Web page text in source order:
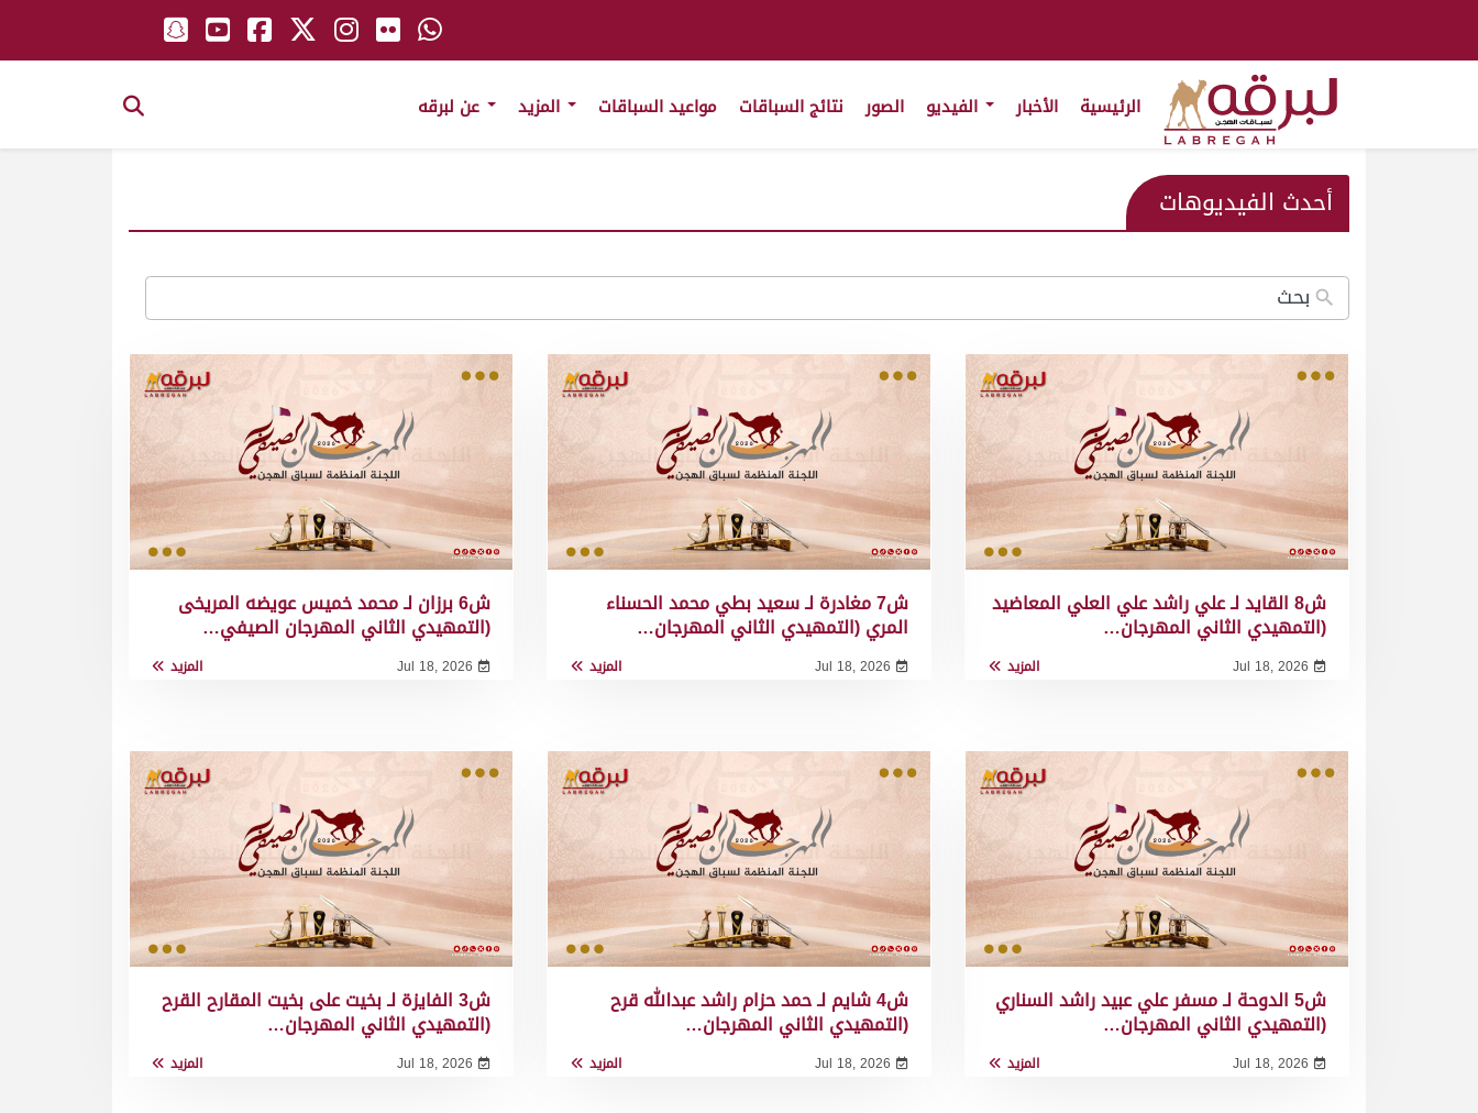
الرئيسية الأخبار الصور نتائج السباقات مواعيد السباقات
أحدث الفيديوهات
ش8 القايد لـ علي راشد علي العلي المعاضيد
(التمهيدي الثاني المهرجان…
Jul 18, 2026 المزيد
ش7 مغادرة لـ سعيد بطي محمد الحسناء
المري (التمهيدي الثاني المهرجان…
Jul 18, 2026 المزيد
ش6 برزان لـ محمد خميس عويضه المريخى
(التمهيدي الثاني المهرجان الصيفي…
Jul 18, 2026 المزيد
ش5 الدوحة لـ مسفر علي عبيد راشد السناري
(التمهيدي الثاني المهرجان…
Jul 18, 2026 المزيد
ش4 شايم لـ حمد حزام راشد عبدالله قرح
(التمهيدي الثاني المهرجان…
Jul 18, 2026 المزيد
ش3 الفايزة لـ بخيت على بخيت المقارح القرح
(التمهيدي الثاني المهرجان…
Jul 18, 2026 المزيد